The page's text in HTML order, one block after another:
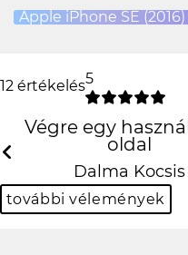
Apple iPhone SE (2016)
12 értékelés5
Végre egy
oldal
Dalma Kocsis
Previous
további vélemények